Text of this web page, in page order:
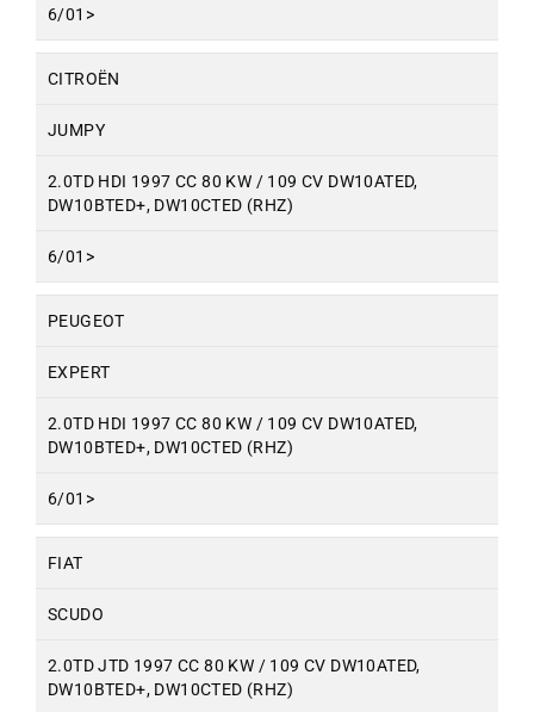
6/01>
CITROËN
JUMPY
2.0TD HDI 1997 CC 80 KW / 109 CV DW10ATED,
DW10BTED+, DW10CTED (RHZ)
6/01>
PEUGEOT
EXPERT
2.0TD HDI 1997 CC 80 KW / 109 CV DW10ATED,
DW10BTED+, DW10CTED (RHZ)
6/01>
FIAT
SCUDO
2.0TD JTD 1997 CC 80 KW / 109 CV DW10ATED,
DW10BTED+, DW10CTED (RHZ)